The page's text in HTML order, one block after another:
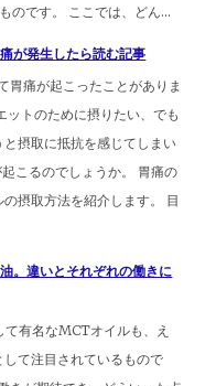
のです。 ここでは、どん...
が発生したら読む記事
胃痛が起こったことがありま
ットのために摂りたい、でも
摂取に抵抗を感じてしまい
こるのでしょうか。 胃痛の
摂取方法を紹介します。 目
。違いとそれぞれの働きに
有名なMCTオイルも、え
て注目されているもので